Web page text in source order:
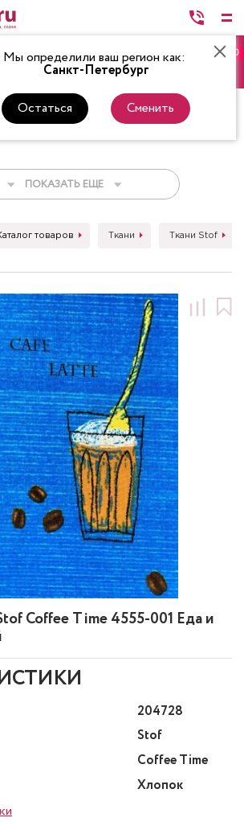
Мы определили ваш регион как:
Санкт-Петербург
Остаться Сменить
0
ТКАНИ НИТКИ
ПОКАЗАТЬ ЕЩЕ
товаров Ткани Ткани Stof
Coffee Time 4555-001 Еда и
204728
Stof
Coffee Time
Хлопок